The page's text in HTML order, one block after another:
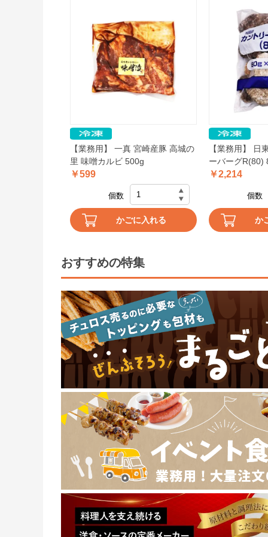
【業務用】 一真 宮崎産豚 高城の
里 味噌カルビ 500g
￥599
個数
かごに入れる
【業務用】 日
ーバーグR(80)
￥2,214
個数
か
おすすめの特集